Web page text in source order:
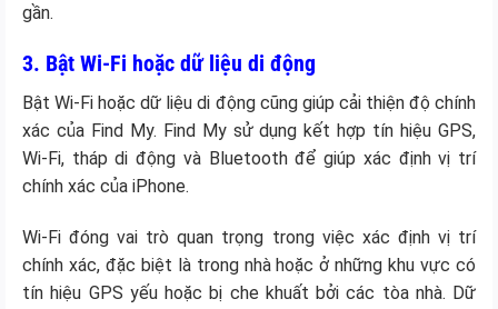
gần.
3. Bật Wi-Fi hoặc dữ liệu di động
Bật Wi-Fi hoặc dữ liệu di động cũng giúp cải thiện độ chính
xác của Find My. Find My sử dụng kết hợp tín hiệu GPS,
Wi-Fi, tháp di động và Bluetooth để giúp xác định vị trí
chính xác của iPhone.
Wi-Fi đóng vai trò quan trọng trong việc xác định vị trí
chính xác, đặc biệt là trong nhà hoặc ở những khu vực có
tín hiệu GPS yếu hoặc bị che khuất bởi các tòa nhà. Dữ